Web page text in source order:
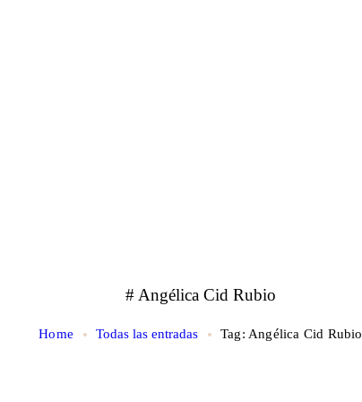
# Angélica Cid Rubio
Home Todas las entradas Tag: Angélica Cid Rubio